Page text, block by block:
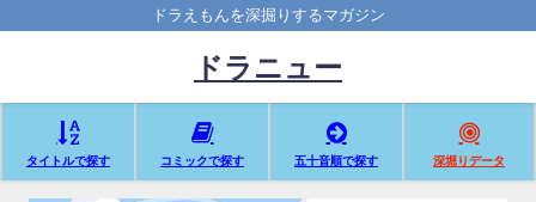
ドラえもんを深掘りするマガジン
ドラニュー
タイトルで探す コミックで探す 五十音順で探す 深堀りデータ